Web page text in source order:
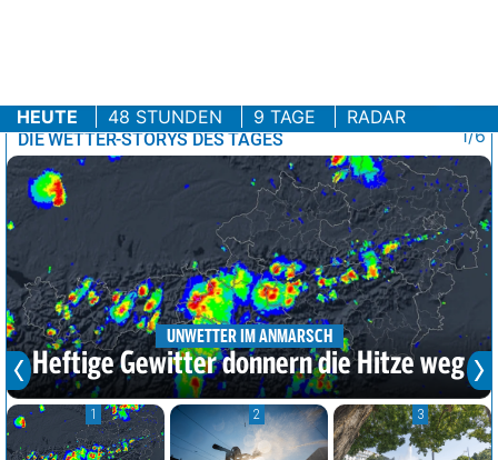
HEUTE 48 STUNDEN 9 TAGE RADAR
DIE WETTER-STORYS DES TAGES
UNWETTER IM ANMARSCH
Heftige Gewitter donnern die Hitze weg
1 2 3
1/6